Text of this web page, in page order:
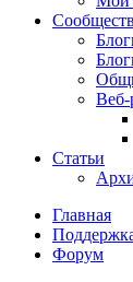
Веб-
Статьи
Главная
Форум